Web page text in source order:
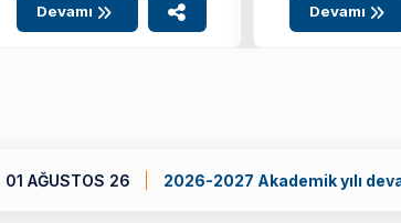
Devamı Devamı
yılı devam eden öğrenciler için öğretim ücretleri